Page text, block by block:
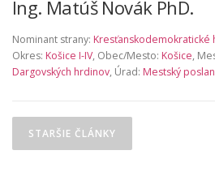
Ing. Matúš Novák PhD.
Nominant strany: Kresťanskodemokratické
Okres: Košice I-IV, Obec/Mesto: Košice,
Dargovských hrdinov, Úrad: Mestský
Navigácia v článkoch
STARŠIE ČLÁNKY